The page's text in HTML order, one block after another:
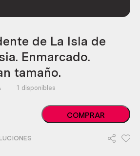
de La Isla de
Enmarcado.
tamaño.
1 disponibles
Óleo
procedente
COMPRAR